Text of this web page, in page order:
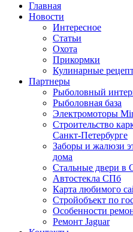
Главная
Новости
Интересное
Статьи
Охота
Прикормки
Кулинарные
Партнеры
Рыболовный
Рыболовная база
Электромоторы
Строительство
Санкт-Петербурге
Заборы и жалюзи
дома
Стальные двери в
Автостекла СПб
Карта любимого
Стройобъект по
Особенности
Ремонт Jaguar